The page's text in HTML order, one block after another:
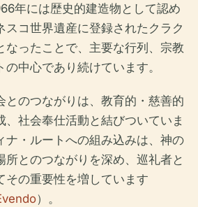
年には歴史的建造物として認め
スコ世界遺産に登録されたクラク
なったことで、主要な行列、宗教
中心であり続けています。
とのつながりは、教育的・慈善的
、社会奉仕活動と結びついていま
ナ・ルートへの組み込みは、神の
所とのつながりを深め、巡礼者と
その重要性を増しています
）。